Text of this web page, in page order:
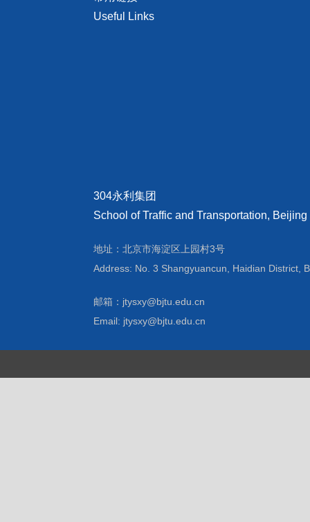
Useful Links
304永利集团
School of Traffic and Transportation,
地址：北京市海淀区上园村3号
Address: No. 3 Shangyuancun, Haidian District,
邮箱：jtysxy@bjtu.edu.cn
Email: jtysxy@bjtu.edu.cn